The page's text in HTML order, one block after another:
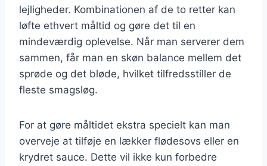
lejligheder. Kombinationen af de to retter kan
løfte ethvert måltid og gøre det til en
mindeværdig oplevelse. Når man serverer dem
sammen, får man en skøn balance mellem det
sprøde og det bløde, hvilket tilfredsstiller de
fleste smagsløg.
For at gøre måltidet ekstra specielt kan man
overveje at tilføje en lækker flødesovs eller en
krydret sauce. Dette vil ikke kun forbedre